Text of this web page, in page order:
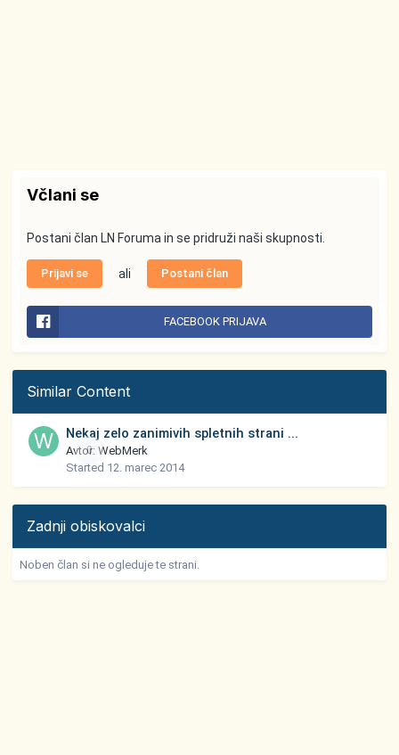
Včlani se
Postani član LN Foruma in se pridruži naši skupnosti.
Prijavi se ali Postani član
FACEBOOK PRIJAVA
Similar Content
0
Nekaj zelo zanimivih spletnih strani ...
Avtor:WebMerk
Started 12. marec 2014
Zadnji obiskovalci
Noben član si ne ogleduje te strani.